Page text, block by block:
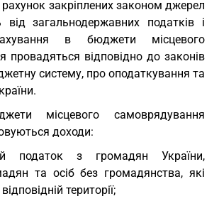
закріплених законом джерел
від загальнодержавних податків і
в бюджети місцевого
провадяться відповідно до законів
систему, про оподаткування та
місцевого самоврядування
доходи:
податок з громадян України,
та осіб без громадянства, які
території;